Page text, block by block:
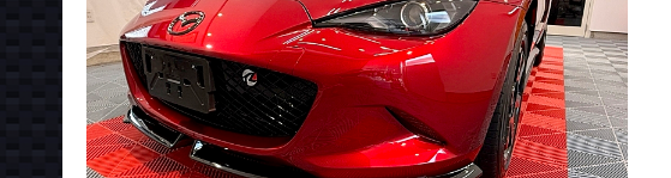
コーティ
コーティ
コーティ